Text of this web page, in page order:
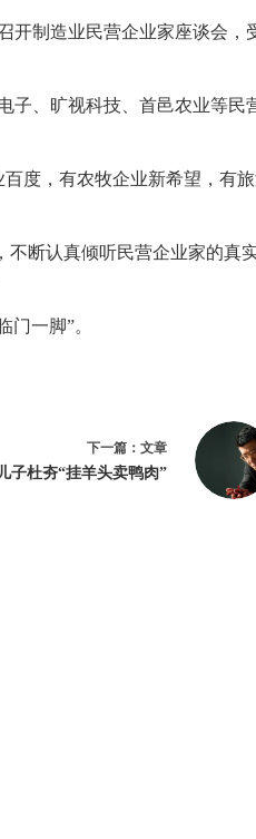
开制造业民营企业家座谈会，
子、旷视科技、首邑农业等民
度，有农牧企业新希望，有
不断认真倾听民营企业家的真
一脚”。
下一篇： 文章
子杜夯“挂羊头卖鸭肉”